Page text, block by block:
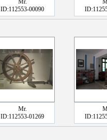
Mr.
ID:112553-00090
Mr.
ID:112553-01269